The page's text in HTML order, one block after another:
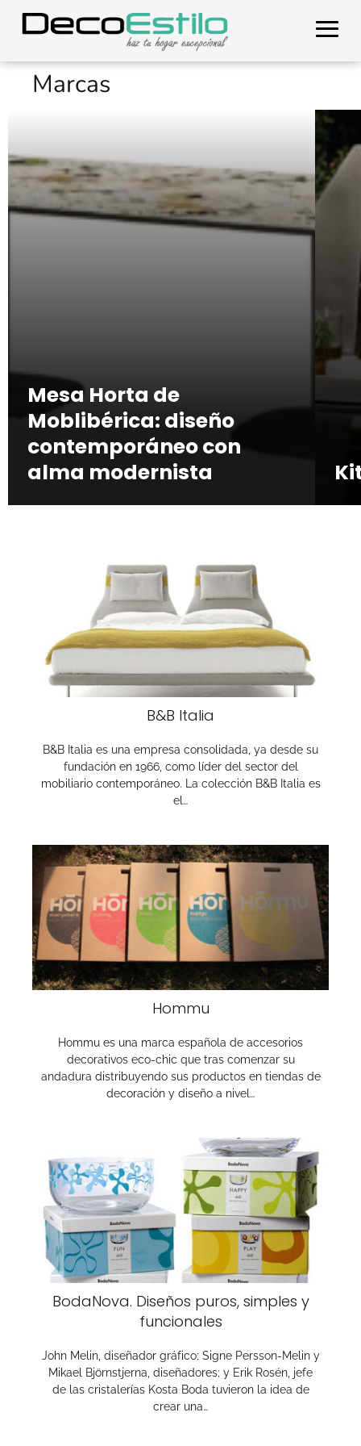
Marcas
Mesa Horta de
Moblibérica: diseño
contemporáneo con
alma modernista
B&B Italia
B&B Italia es una empresa consolidada, ya desde su
fundación en 1966, como líder del sector del
mobiliario contemporáneo. La colección B&B Italia es
el…
Hommu
Hommu es una marca española de accesorios
decorativos eco-chic que tras comenzar su
andadura distribuyendo sus productos en tiendas de
decoración y diseño a nivel…
BodaNova. Diseños puros, simples y
funcionales
John Melin, diseñador gráfico; Signe Persson-Melin y
Mikael Björnstjerna, diseñadores; y Erik Rosén, jefe
de las cristalerías Kosta Boda tuvieron la idea de
crear una…